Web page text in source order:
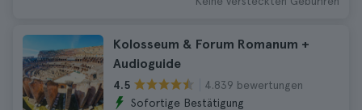
Kolosseum & Forum Romanum +
Audioguide
4.5
4.839 bewertungen
Sofortige Bestätigung